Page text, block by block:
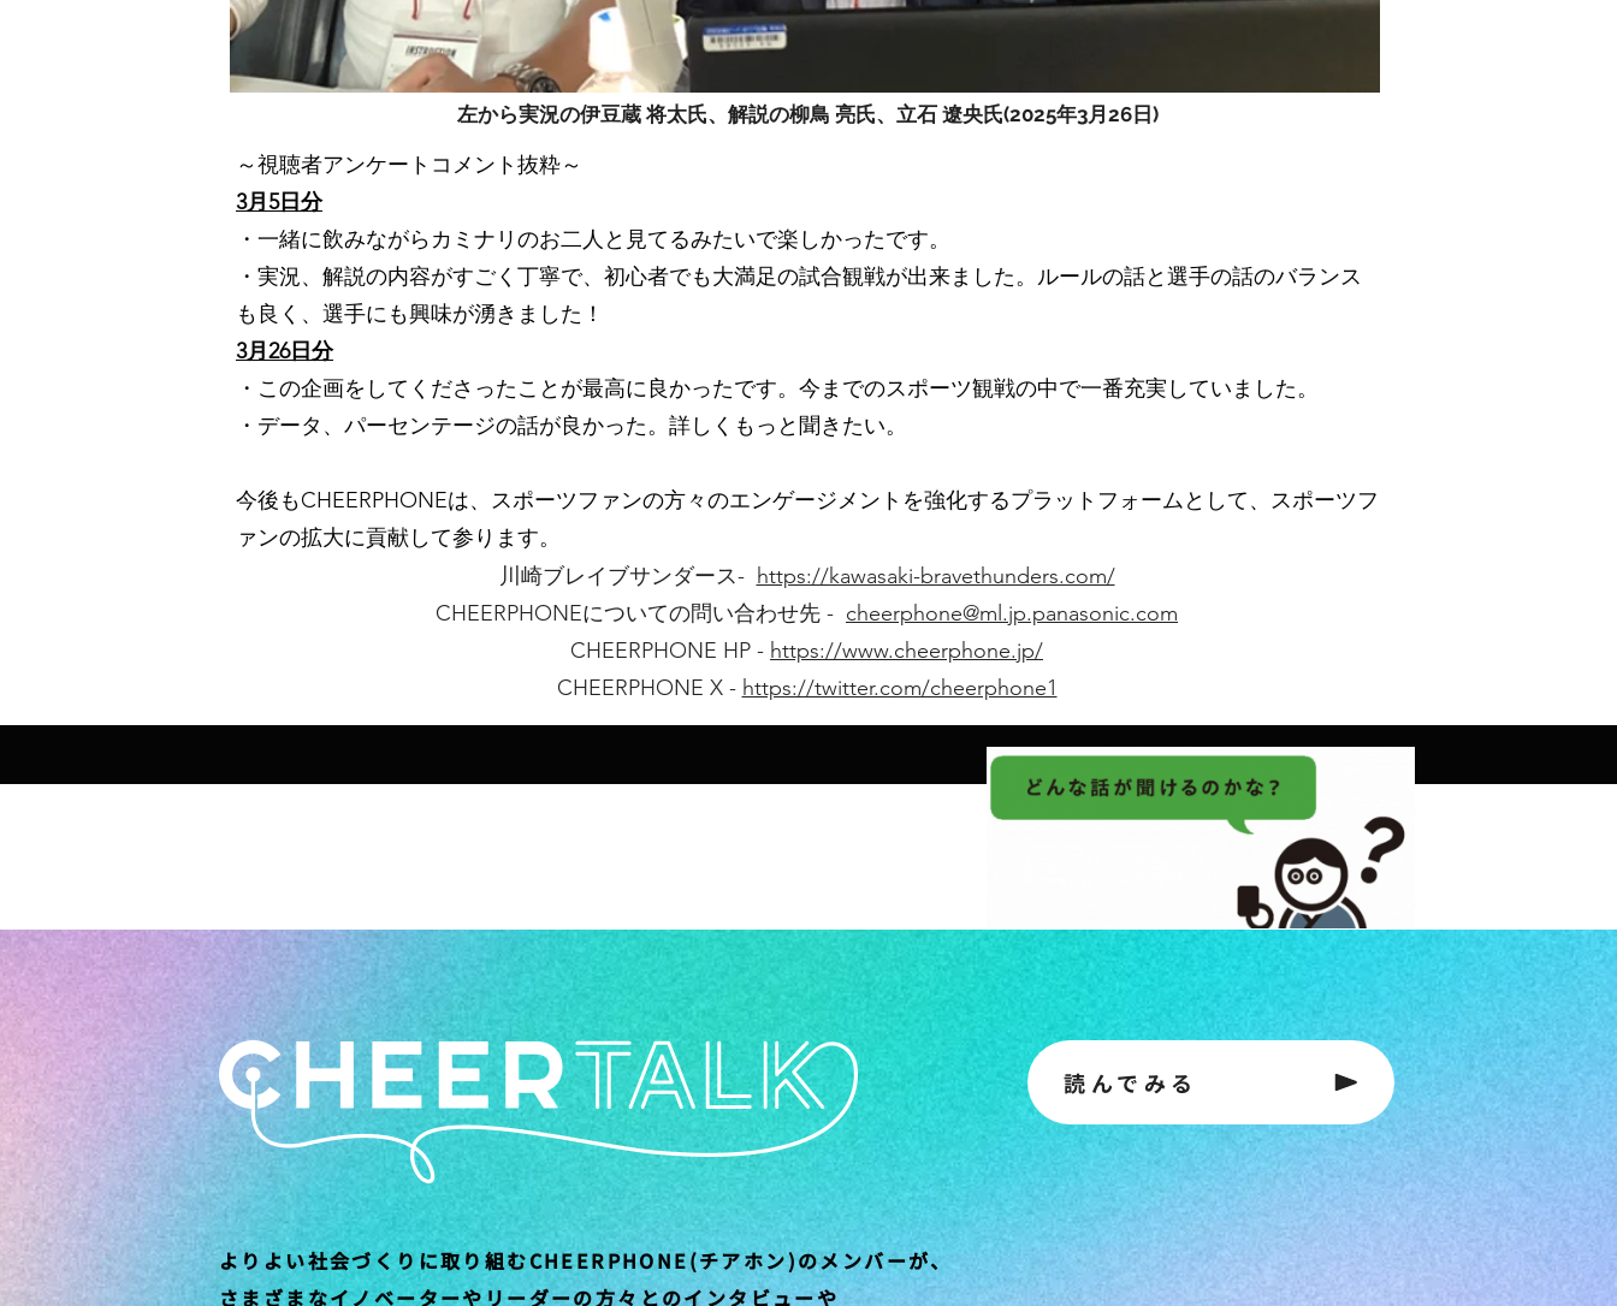
左から実況の伊豆蔵 将太氏、解説の柳鳥 亮氏、立石 遼央氏(2025年3月26日)
～視聴者アンケートコメント抜粋～
3月5日分
・一緒に飲みながらカミナリのお二人と見てるみたいで楽しかったです。
・実況、解説の内容がすごく丁寧で、初心者でも大満足の試合観戦が出来ました。ルールの話と選手の話のバランス
も良く、選手にも興味が湧きました！
3月26日分
・この企画をしてくださったことが最高に良かったです。今までのスポーツ観戦の中で一番充実していました。
・データ、パーセンテージの話が良かった。詳しくもっと聞きたい。
今後もCHEERPHONEは、スポーツファンの方々のエンゲージメントを強化するプラットフォームとして、スポーツフ
ァンの拡大に貢献して参ります。
川崎ブレイブサンダース- https://kawasaki-bravethunders.com/
CHEERPHONEについての問い合わせ先 - cheerphone@ml.jp.panasonic.com
CHEERPHONE HP - https://www.cheerphone.jp/
CHEERPHONE X - https://twitter.com/cheerphone1
よりよい社会づくりに取り組むCHEERPHONE(チアホン)のメンバーが、
さまざまなイノベーターやリーダーの方々とのインタビューや
読んでみる